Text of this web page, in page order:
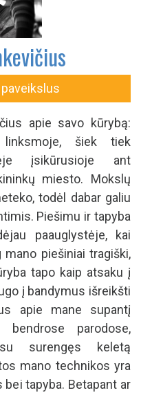
apie savo kūrybą:
linksmoje, šiek tiek
įsikūrusioje ant
miesto. Mokslų
todėl dabar galiu
Piešimu ir tapyba
paauglystėje, kai
piešiniai tragiški,
tapo kaip atsaku į
į bandymus išreikšti
apie mane supantį
bendrose parodose,
surengęs keletą
mano technikos yra
bei tapyba. Betapant ar